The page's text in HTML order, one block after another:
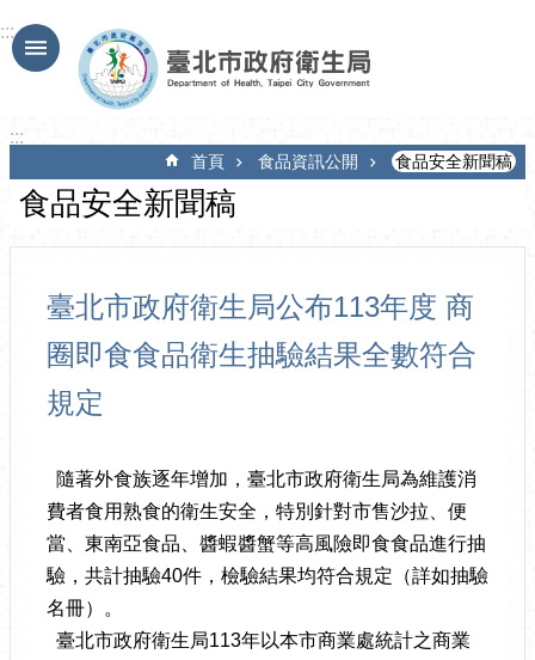
跳到主要內容區塊
:::
:::
首頁 食品資訊公開 食品安全新聞稿
食品安全新聞稿
臺北市政府衛生局公布113年度 商
圈即食食品衛生抽驗結果全數符合
規定
隨著外食族逐年增加，臺北市政府衛生局為維護消
費者食用熟食的衛生安全，特別針對市售沙拉、便
當、東南亞食品、醬蝦醬蟹等高風險即食食品進行抽
驗，共計抽驗40件，檢驗結果均符合規定（詳如抽驗
名冊）。
臺北市政府衛生局113年以本市商業處統計之商業